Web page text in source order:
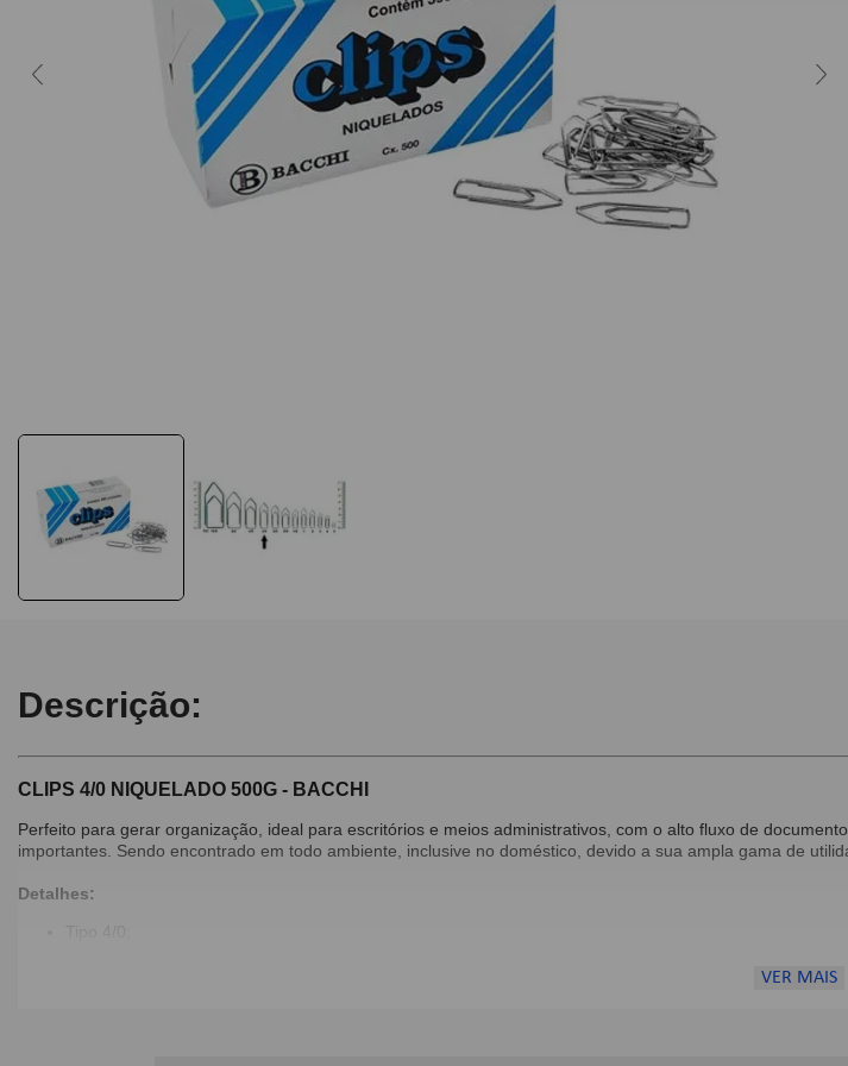
Descrição:
CLIPS 4/0 NIQUELADO 500G - BACCHI
Perfeito para gerar organização, ideal para escritórios e meios administrativos, com o alto fluxo de
importantes. Sendo encontrado em todo ambiente, inclusive no doméstico, devido a sua ampla gama de
Detalhes:
VER MAIS
10º caderno